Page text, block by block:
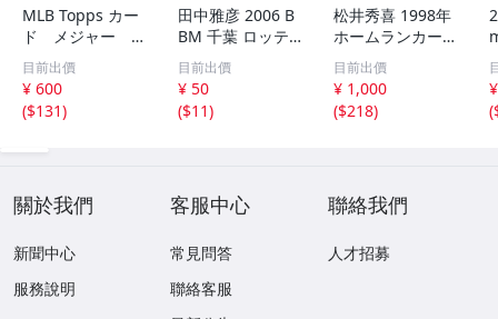
MLB Topps カー
ド メジャー 1
00枚 2
目前出價
¥ 600
($131)
田中雅彦 2006 B
BM 千葉 ロッテ
マリーンズ トレ
カ プロ野球 カー
ド M37 スポーツ
アスリート トレ
目前出價
¥ 50
($11)
松井秀喜 1998年
ホームランカード
150号 記念カード
3枚セット 読売ジ
ャイアンツ 日本
テレビ 劇空間プ
目前出價
¥ 1,000
($218)
(
關於我們
新聞中心
服務說明
客服中心
常見問答
聯絡客服
聯絡我們
人才招募